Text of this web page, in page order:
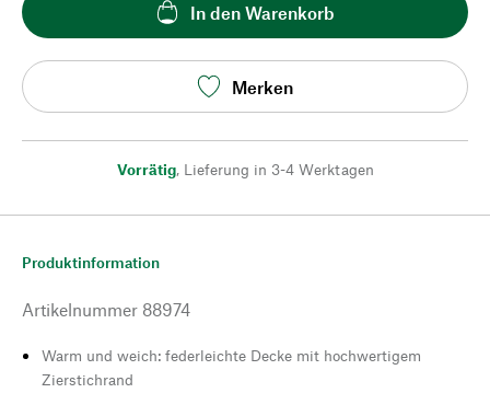
In den Warenkorb
Merken
Vorrätig, Lieferung in 3-4 Werktagen
Produktinformation
Artikelnummer 88974
Warm und weich: federleichte Decke mit hochwertigem
Zierstichrand